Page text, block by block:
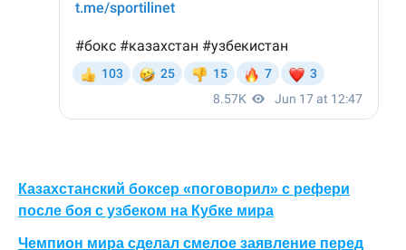
Казахстанский боксер «поговорил» с рефери
после боя с узбеком на Кубке мира
Чемпион мира сделал смелое заявление перед